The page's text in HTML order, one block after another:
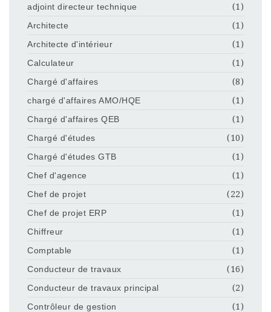
adjoint directeur technique
(1)
Architecte
(1)
Architecte d'intérieur
(1)
Calculateur
(1)
Chargé d'affaires
(8)
chargé d'affaires AMO/HQE
(1)
Chargé d'affaires QEB
(1)
Chargé d'études
(10)
Chargé d'études GTB
(1)
Chef d'agence
(1)
Chef de projet
(22)
Chef de projet ERP
(1)
Chiffreur
(1)
Comptable
(1)
Conducteur de travaux
(16)
Conducteur de travaux principal
(2)
Contrôleur de gestion
(1)